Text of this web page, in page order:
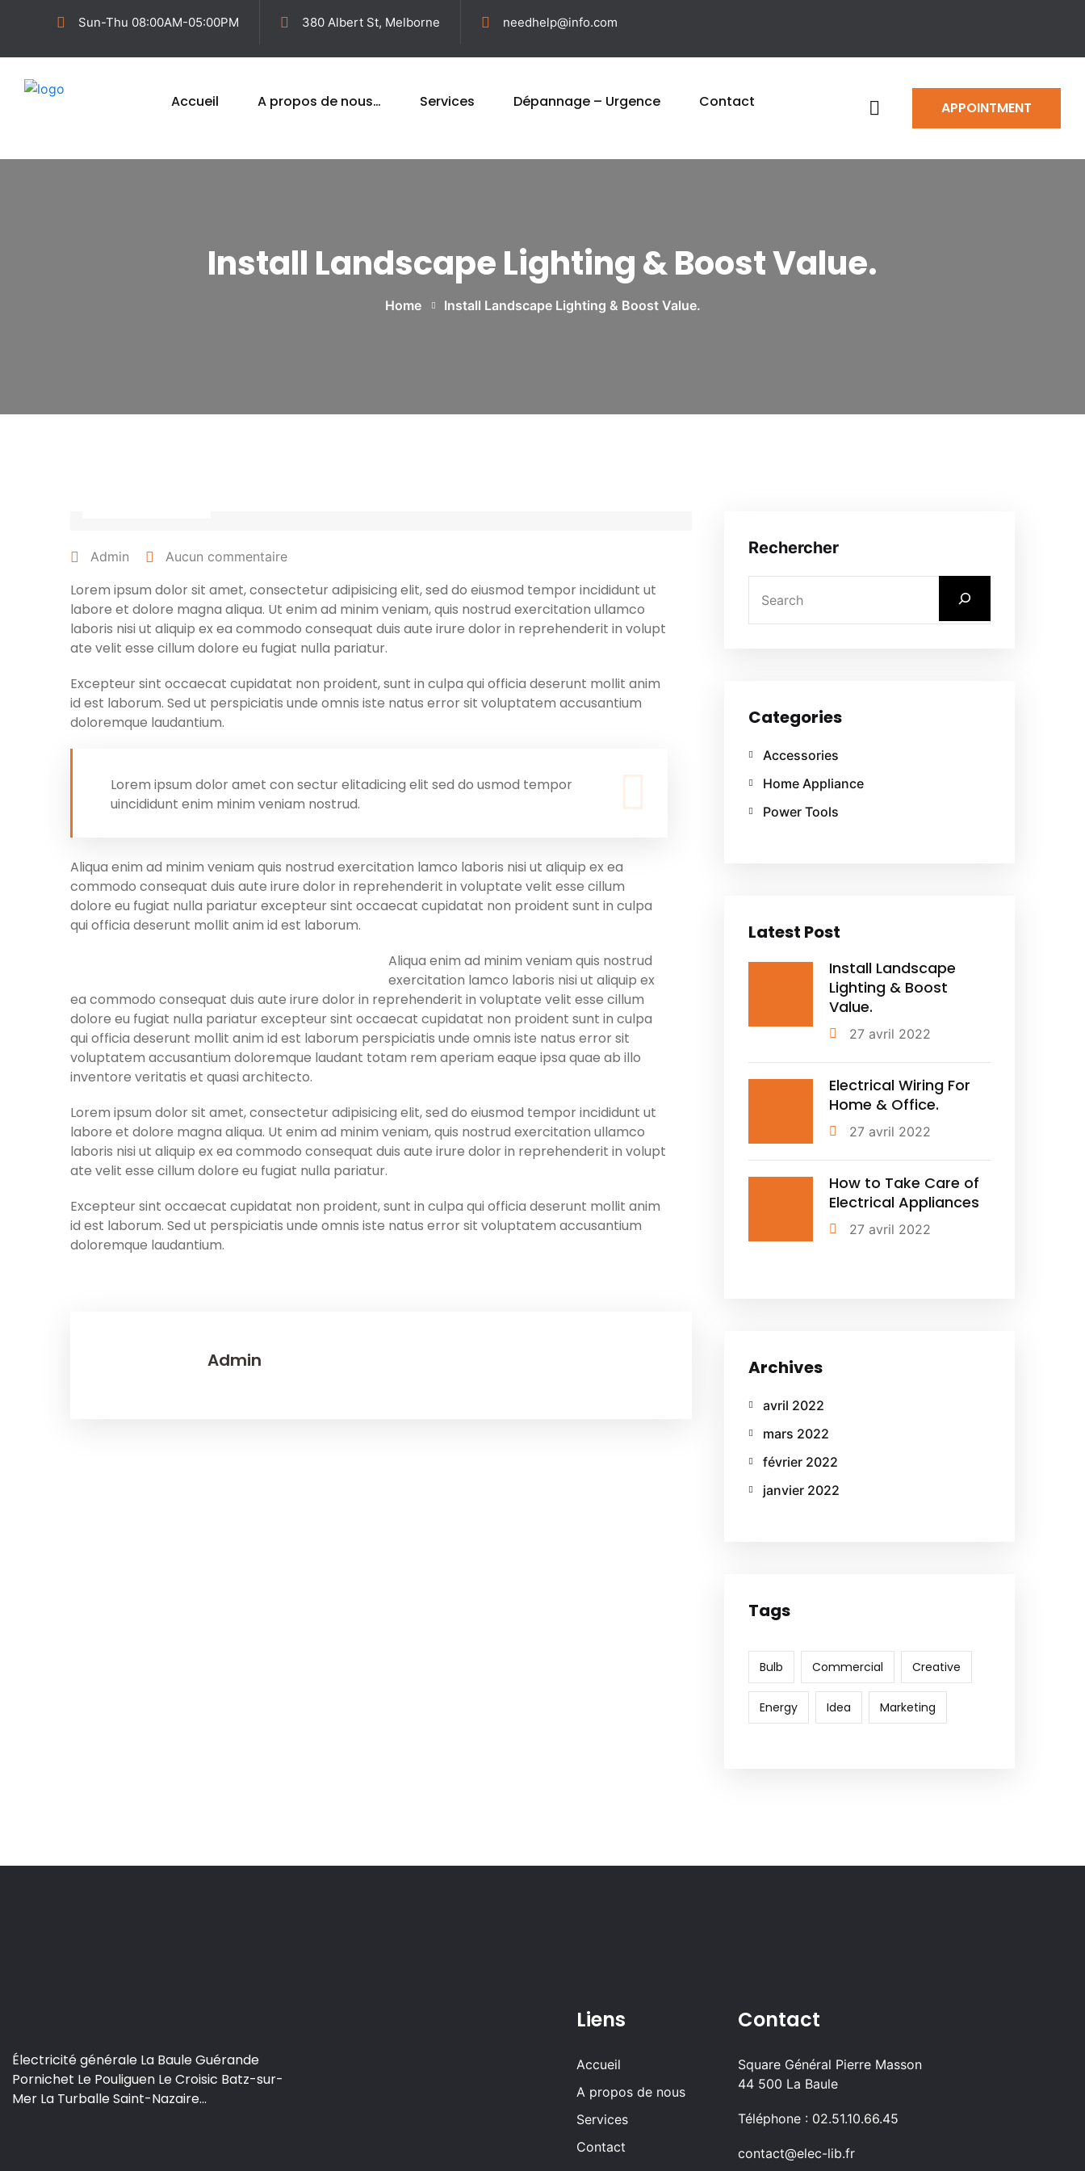
Sun-Thu 08:00AM-05:00PM 380 Albert St, Melborne needhelp@info.com
Accueil A propos de nous… Services Dépannage – Urgence Contact APPOINTMENT
Install Landscape Lighting & Boost Value.
Home Install Landscape Lighting & Boost Value.
Admin Aucun commentaire
Lorem ipsum dolor sit amet, consectetur adipisicing elit, sed do eiusmod tempor incididunt ut
labore et dolore magna aliqua. Ut enim ad minim veniam, quis nostrud exercitation ullamco
laboris nisi ut aliquip ex ea commodo consequat duis aute irure dolor in reprehenderit in volupt
ate velit esse cillum dolore eu fugiat nulla pariatur.
Excepteur sint occaecat cupidatat non proident, sunt in culpa qui officia deserunt mollit anim
id est laborum. Sed ut perspiciatis unde omnis iste natus error sit voluptatem accusantium
doloremque laudantium.
Lorem ipsum dolor amet con sectur elitadicing elit sed do usmod tempor
uincididunt enim minim veniam nostrud.
Aliqua enim ad minim veniam quis nostrud exercitation lamco laboris nisi ut aliquip ex ea
commodo consequat duis aute irure dolor in reprehenderit in voluptate velit esse cillum
dolore eu fugiat nulla pariatur excepteur sint occaecat cupidatat non proident sunt in culpa
qui officia deserunt mollit anim id est laborum.
Aliqua enim ad minim veniam quis nostrud
exercitation lamco laboris nisi ut aliquip ex
ea commodo consequat duis aute irure dolor in reprehenderit in voluptate velit esse cillum
dolore eu fugiat nulla pariatur excepteur sint occaecat cupidatat non proident sunt in culpa
qui officia deserunt mollit anim id est laborum perspiciatis unde omnis iste natus error sit
voluptatem accusantium doloremque laudant totam rem aperiam eaque ipsa quae ab illo
inventore veritatis et quasi architecto.
Lorem ipsum dolor sit amet, consectetur adipisicing elit, sed do eiusmod tempor incididunt ut
labore et dolore magna aliqua. Ut enim ad minim veniam, quis nostrud exercitation ullamco
laboris nisi ut aliquip ex ea commodo consequat duis aute irure dolor in reprehenderit in volupt
ate velit esse cillum dolore eu fugiat nulla pariatur.
Excepteur sint occaecat cupidatat non proident, sunt in culpa qui officia deserunt mollit anim
id est laborum. Sed ut perspiciatis unde omnis iste natus error sit voluptatem accusantium
doloremque laudantium.
Admin
Rechercher
Categories
Accessories
Home Appliance
Power Tools
Latest Post
Install Landscape
Lighting & Boost
Value.
27 avril 2022
Electrical Wiring For
Home & Office.
27 avril 2022
How to Take Care of
Electrical Appliances
27 avril 2022
Archives
avril 2022
mars 2022
février 2022
janvier 2022
Tags
Bulb Commercial Creative
Energy Idea Marketing
Électricité générale La Baule Guérande
Pornichet Le Pouliguen Le Croisic Batz-sur-
Mer La Turballe Saint-Nazaire...
Liens
Accueil
A propos de nous
Services
Contact
Contact
Square Général Pierre Masson
44 500 La Baule
Téléphone : 02.51.10.66.45
contact@elec-lib.fr